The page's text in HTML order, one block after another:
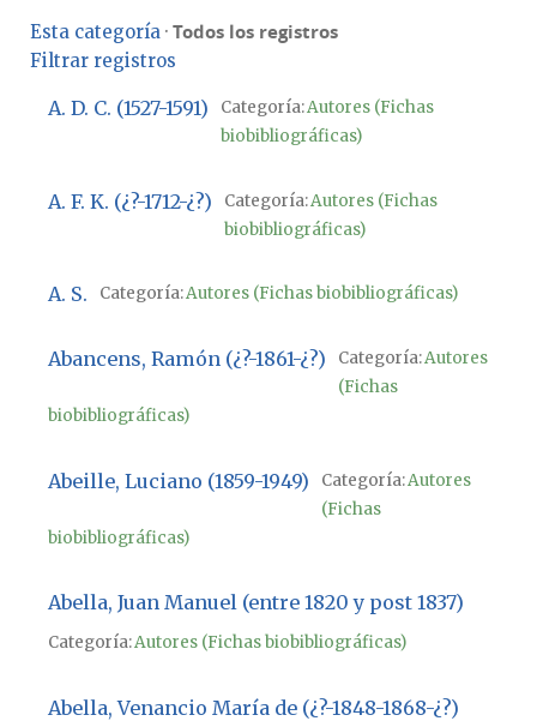
Esta categoría · Todos los registros
Filtrar registros
A. D. C. (1527-1591) Categoría:Autores (Fichas
biobibliográficas)
A. F. K. (¿?-1712-¿?) Categoría:Autores (Fichas
biobibliográficas)
A. S. Categoría:Autores (Fichas biobibliográficas)
Abancens, Ramón (¿?-1861-¿?) Categoría:Autores
(Fichas
biobibliográficas)
Abeille, Luciano (1859-1949) Categoría:Autores
(Fichas
biobibliográficas)
Abella, Juan Manuel (entre 1820 y post 1837)
Categoría:Autores (Fichas biobibliográficas)
Abella, Venancio María de (¿?-1848-1868-¿?)